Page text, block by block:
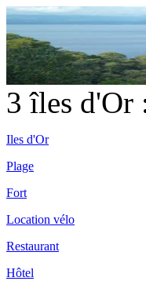
3 îles d'Or
Iles d'Or
Plage
Fort
Location vélo
Restaurant
Hôtel